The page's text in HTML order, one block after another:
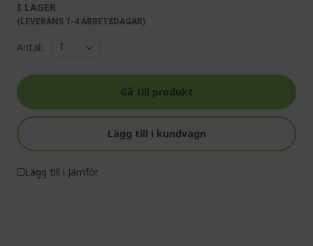
I LAGER
(LEVERANS 1-4 ARBETSDAGAR)
Antal:
Gå till produkt
Lägg till i kundvagn
Lägg till i Jämför